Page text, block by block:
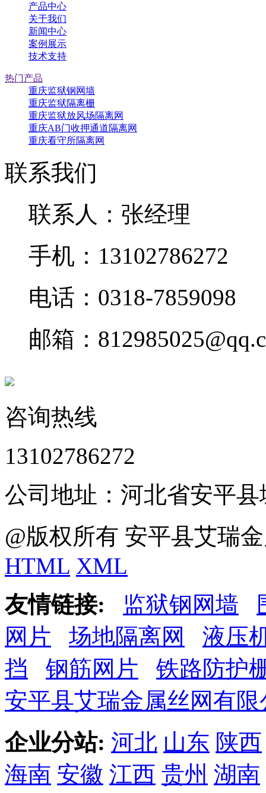
产品中心
关于我们
新闻中心
案例展示
技术支持
热门产品
重庆监狱钢网墙
重庆监狱隔离栅
重庆监狱放风场隔离网
重庆AB门收押通道隔离网
重庆看守所隔离网
联系我们
联系人：张经理
手机：13102786272
电话：0318-7859098
邮箱：
咨询热线
13102786272
公司地址：河北省安平
@版权所有 安平县艾瑞
HTML XML
友情链接:
监狱钢网墙
网片
场地隔离网
液压
挡
钢筋网片
铁路防护
安平县艾瑞金属丝网有限
企业分站: 河北 山东 陕西
海南 安徽 江西 贵州 湖南